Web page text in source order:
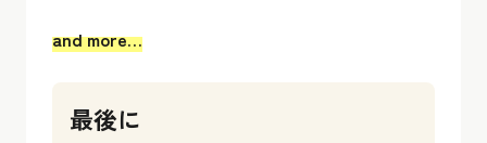
and more…
最後に